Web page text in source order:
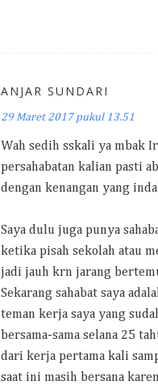
ANJAR SUNDARI
29 Maret 2017 pukul 13.51
Wah sedih sskali ya mbak
persahabatan kalian pasti
dengan kenangan yang
Saya dulu juga punya
ketika pisah sekolah atau
jadi jauh krn jarang
Sekarang sahabat saya
teman kerja saya yang
bersama-sama selana 25
dari kerja pertama kali
saat ini masih bersana